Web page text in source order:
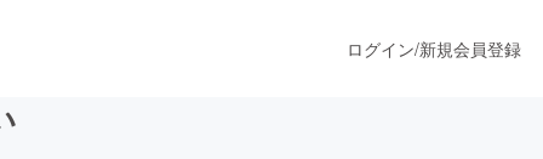
ログイン/新規会員登録